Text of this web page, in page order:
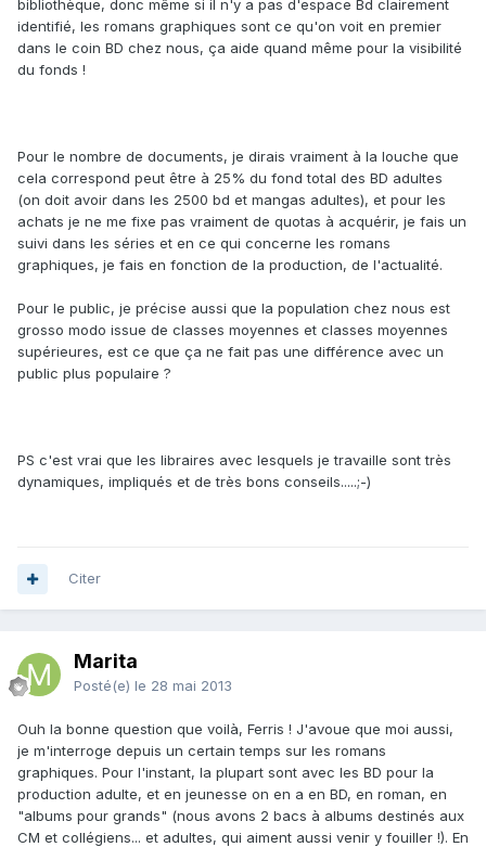
bibliothèque, donc même si il n'y a pas d'espace Bd clairement
identifié, les romans graphiques sont ce qu'on voit en premier
dans le coin BD chez nous, ça aide quand même pour la visibilité
du fonds !
Pour le nombre de documents, je dirais vraiment à la louche que
cela correspond peut être à 25% du fond total des BD adultes
(on doit avoir dans les 2500 bd et mangas adultes), et pour les
achats je ne me fixe pas vraiment de quotas à acquérir, je fais un
suivi dans les séries et en ce qui concerne les romans
graphiques, je fais en fonction de la production, de l'actualité.
Pour le public, je précise aussi que la population chez nous est
grosso modo issue de classes moyennes et classes moyennes
supérieures, est ce que ça ne fait pas une différence avec un
public plus populaire ?
PS c'est vrai que les libraires avec lesquels je travaille sont très
dynamiques, impliqués et de très bons conseils.....;-)
Citer
Marita
Posté(e) le 28 mai 2013
Ouh la bonne question que voilà, Ferris ! J'avoue que moi aussi,
je m'interroge depuis un certain temps sur les romans
graphiques. Pour l'instant, la plupart sont avec les BD pour la
production adulte, et en jeunesse on en a en BD, en roman, en
"albums pour grands" (nous avons 2 bacs à albums destinés aux
CM et collégiens... et adultes, qui aiment aussi venir y fouiller !). En